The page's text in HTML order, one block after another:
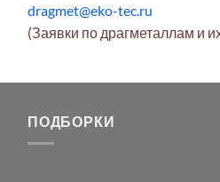
dragmet@eko-tec.ru
(Заявки по драгметаллам и
ПОДБОРКИ